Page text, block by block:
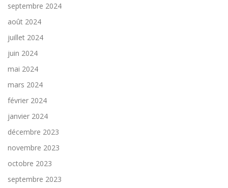
septembre 2024
août 2024
juillet 2024
juin 2024
mai 2024
mars 2024
février 2024
janvier 2024
décembre 2023
novembre 2023
octobre 2023
septembre 2023